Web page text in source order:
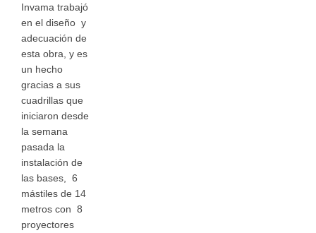
Invama trabajó
en el diseño y
adecuación de
esta obra, y es
un hecho
gracias a sus
cuadrillas que
iniciaron desde
la semana
pasada la
instalación de
las bases, 6
mástiles de 14
metros con 8
proyectores